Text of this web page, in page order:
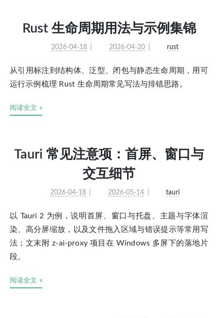
Rust 生命周期用法与示例集锦
2026-04-18 2026-04-20 rust
从引用标注到结构体、泛型、闭包与静态生命周期，用可
运行示例梳理 Rust 生命周期常见写法与排错思路。
阅读全文 »
Tauri 常见注意项：首屏、窗口与
交互细节
2026-04-18 2026-05-14 tauri
以 Tauri 2 为例，说明首屏、窗口与托盘、主题与字体渲
染、高分屏缩放，以及文件拖入区域与错误提示等常用写
法；文末附 z-ai-proxy 项目在 Windows 多屏下的落地片
段。
阅读全文 »